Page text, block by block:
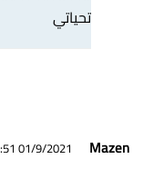
تحياتي
Mazen 01/9/2021 7:51 م